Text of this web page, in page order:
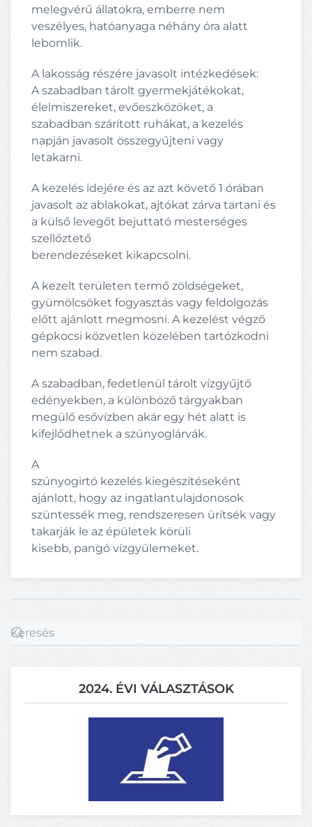
melegvérű állatokra, emberre nem
veszélyes, hatóanyaga néhány óra alatt
lebomlik.
A lakosság részére javasolt intézkedések:
A szabadban tárolt gyermekjátékokat,
élelmiszereket, evőeszközöket, a
szabadban szárított ruhákat, a kezelés
napján javasolt összegyűjteni vagy
letakarni.
A kezelés idejére és az azt követő 1 órában
javasolt az ablakokat, ajtókat zárva tartani és
a külső levegőt bejuttató mesterséges
szellőztető
berendezéseket kikapcsolni.
A kezelt területen termő zöldségeket,
gyümölcsöket fogyasztás vagy feldolgozás
előtt ajánlott megmosni. A kezelést végző
gépkocsi közvetlen közelében tartózkodni
nem szabad.
A szabadban, fedetlenül tárolt vízgyűjtő
edényekben, a különböző tárgyakban
megülő esővízben akár egy hét alatt is
kifejlődhetnek a szúnyoglárvák.
A
szúnyogirtó kezelés kiegészítéseként
ajánlott, hogy az ingatlantulajdonosok
szüntessék meg, rendszeresen ürítsék vagy
takarják le az épületek körüli
kisebb, pangó vízgyülemeket.
2024. ÉVI VÁLASZTÁSOK